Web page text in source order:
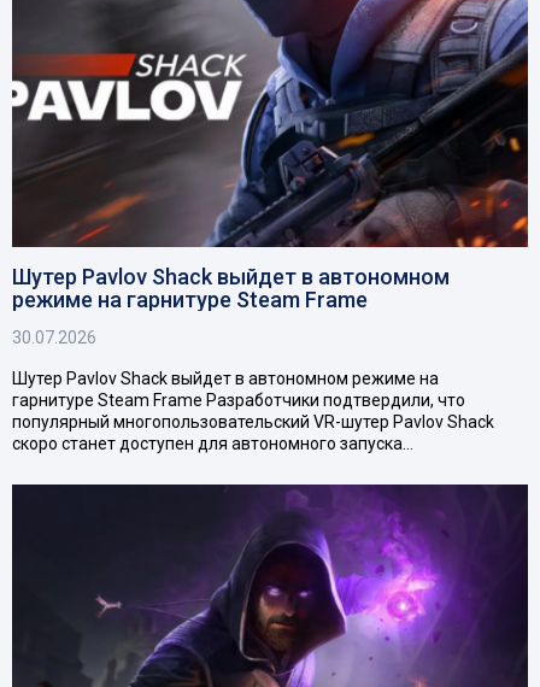
Шутер Pavlov Shack выйдет в автономном
режиме на гарнитуре Steam Frame
30.07.2026
Шутер Pavlov Shack выйдет в автономном режиме на
гарнитуре Steam Frame Разработчики подтвердили, что
популярный многопользовательский VR-шутер Pavlov Shack
скоро станет доступен для автономного запуска…